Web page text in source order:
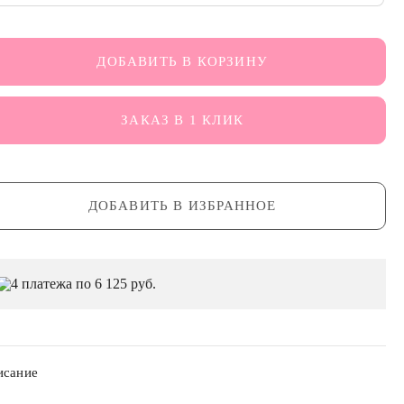
ДОБАВИТЬ В КОРЗИНУ
ЗАКАЗ В 1 КЛИК
ДОБАВИТЬ В ИЗБРАННОЕ
4 платежа по 6 125 руб.